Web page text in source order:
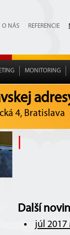
O NÁS REFERENCIE
MONITORING
4, Bratislava
Další
júl 2017